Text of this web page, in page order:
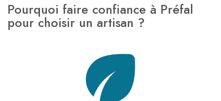
Pourquoi faire confiance à Préfal
pour choisir un artisan ?